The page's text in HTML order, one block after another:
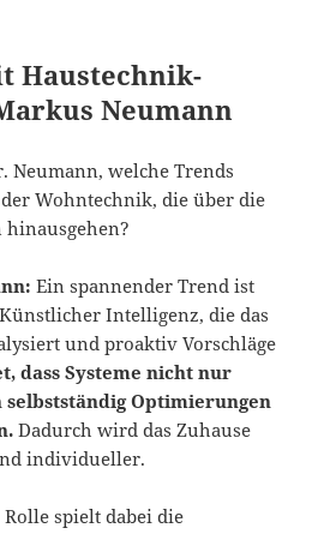
Haustechnik-
Neumann
Neumann, welche Trends
Wohntechnik, die über die
Ein spannender Trend ist
Intelligenz, die das
und proaktiv Vorschläge
dass Systeme nicht nur
Optimierungen
Dadurch wird das Zuhause
individueller.
Rolle spielt dabei die